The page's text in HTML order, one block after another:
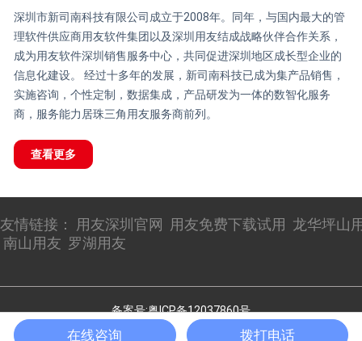
深圳市新司南科技有限公司成立于2008年。同年，与国内最大的管
理软件供应商用友软件集团以及深圳用友结成战略伙伴合作关系，
成为用友软件深圳销售服务中心，共同促进深圳地区成长型企业的
信息化建设。 经过十多年的发展，新司南科技已成为集产品销售，
实施咨询，个性定制，数据集成，产品研发为一体的数智化服务
商，服务能力居珠三角用友服务商前列。
查看更多
友情链接： 用友深圳官网 用友免费下载试用 龙华坪山
南山用友 罗湖用友
备案号:粤ICP备12037860号
在线咨询 拨打电话